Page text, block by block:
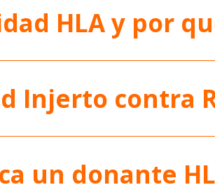
HLA y por
Injerto contra
un donante